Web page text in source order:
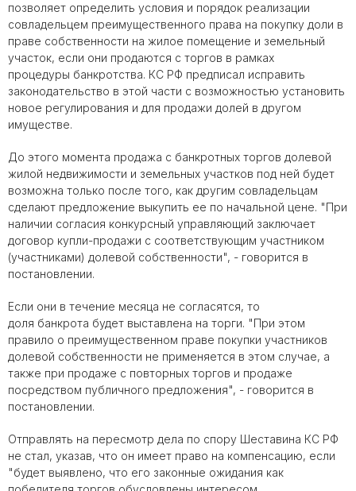
позволяет определить условия и порядок реализации
совладельцем преимущественного права на покупку доли в
праве собственности на жилое помещение и земельный
участок, если они продаются с торгов в рамках
процедуры банкротства. КС РФ предписал исправить
законодательство в этой части с возможностью установить
новое регулирования и для продажи долей в другом
имуществе.
До этого момента продажа с банкротных торгов долевой
жилой недвижимости и земельных участков под ней будет
возможна только после того, как другим совладельцам
сделают предложение выкупить ее по начальной цене. "При
наличии согласия конкурсный управляющий заключает
договор купли-продажи с соответствующим участником
(участниками) долевой собственности", - говорится в
постановлении.
Если они в течение месяца не согласятся, то
доля банкрота будет выставлена на торги. "При этом
правило о преимущественном праве покупки участников
долевой собственности не применяется в этом случае, а
также при продаже с повторных торгов и продаже
посредством публичного предложения", - говорится в
постановлении.
Отправлять на пересмотр дела по спору Шеставина КС РФ
не стал, указав, что он имеет право на компенсацию, если
"будет выявлено, что его законные ожидания как